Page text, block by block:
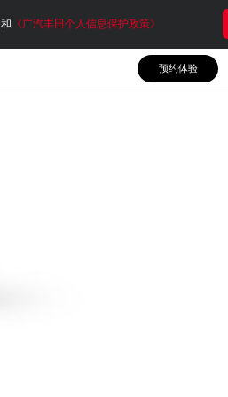
《广汽丰田个人信息保护政策》
预约体验